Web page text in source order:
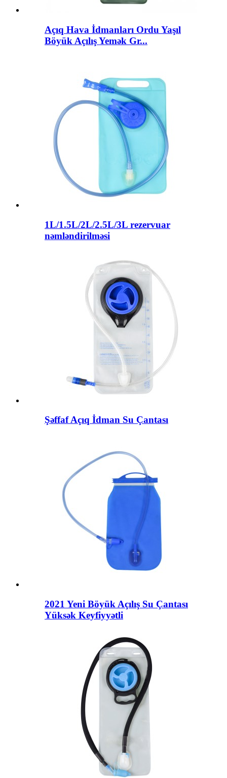
Açıq Hava İdmanları Ordu Yaşıl
Böyük Açılış Yemək Gr...
1L/1.5L/2L/2.5L/3L rezervuar
nəmləndirilməsi
Şəffaf Açıq İdman Su Çantası
2021 Yeni Böyük Açılış Su Çantası
Yüksək Keyfiyyətli